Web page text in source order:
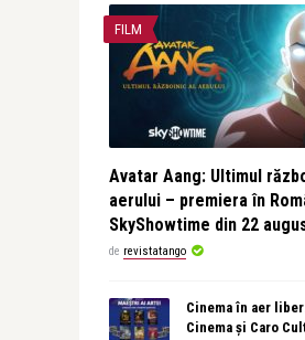
FILM
Avatar Aang: Ultimul
aerului – premiera în
SkyShowtime din 22
de revistatango
Cinema în aer
Cinema și Caro